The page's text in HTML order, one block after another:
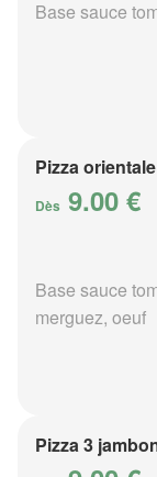
Base sauce
Pizza orientale
Dès 9.00 €
Base sauce
merguez, oeuf
Pizza 3